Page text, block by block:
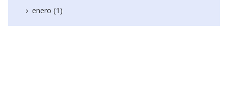
enero (1)